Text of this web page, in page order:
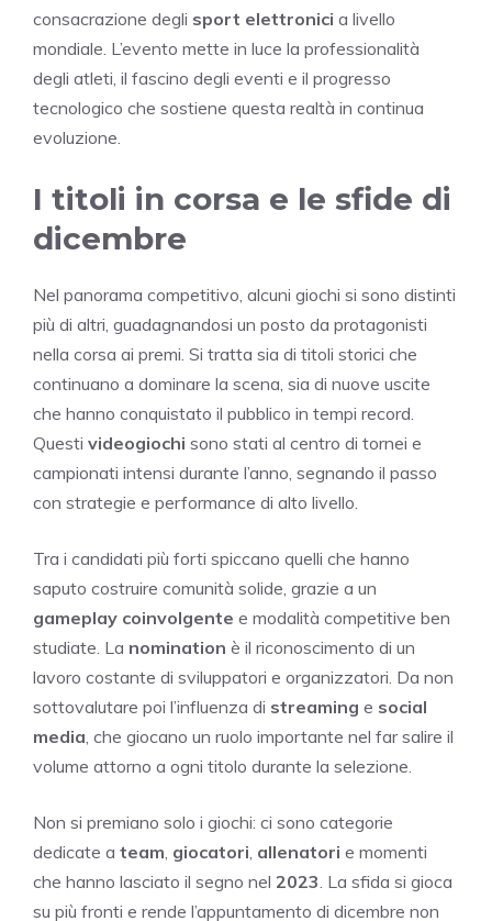
consacrazione degli sport elettronici a livello
mondiale. L’evento mette in luce la professionalità
degli atleti, il fascino degli eventi e il progresso
tecnologico che sostiene questa realtà in continua
evoluzione.
I titoli in corsa e le sfide di
dicembre
Nel panorama competitivo, alcuni giochi si sono distinti
più di altri, guadagnandosi un posto da protagonisti
nella corsa ai premi. Si tratta sia di titoli storici che
continuano a dominare la scena, sia di nuove uscite
che hanno conquistato il pubblico in tempi record.
Questi videogiochi sono stati al centro di tornei e
campionati intensi durante l’anno, segnando il passo
con strategie e performance di alto livello.
Tra i candidati più forti spiccano quelli che hanno
saputo costruire comunità solide, grazie a un
gameplay coinvolgente e modalità competitive ben
studiate. La nomination è il riconoscimento di un
lavoro costante di sviluppatori e organizzatori. Da non
sottovalutare poi l’influenza di streaming e social
media , che giocano un ruolo importante nel far salire il
volume attorno a ogni titolo durante la selezione.
Non si premiano solo i giochi: ci sono categorie
dedicate a team giocatori allenatori e momenti
che hanno lasciato il segno nel 2023 . La sfida si gioca
su più fronti e rende l’appuntamento di dicembre non